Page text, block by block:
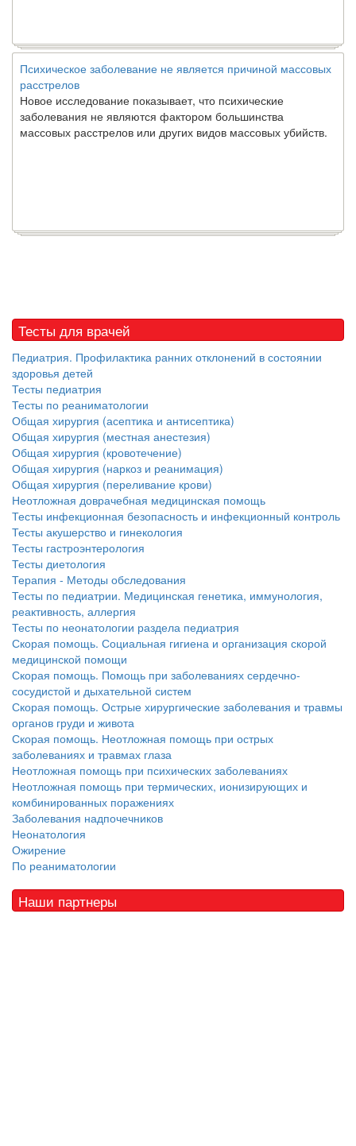
Психическое заболевание не является причиной массовых
расстрелов
Новое исследование показывает, что психические
заболевания не являются фактором большинства
массовых расстрелов или других видов массовых убийств.
Тесты для врачей
Педиатрия. Профилактика ранних отклонений в состоянии
здоровья детей
Тесты педиатрия
Тесты по реаниматологии
Общая хирургия (асептика и антисептика)
Общая хирургия (местная анестезия)
Общая хирургия (кровотечение)
Общая хирургия (наркоз и реанимация)
Общая хирургия (переливание крови)
Неотложная доврачебная медицинская помощь
Тесты инфекционная безопасность и инфекционный контроль
Тесты акушерство и гинекология
Тесты гастроэнтерология
Тесты диетология
Терапия - Методы обследования
Тесты по педиатрии. Медицинская генетика, иммунология,
реактивность, аллергия
Тесты по неонатологии раздела педиатрия
Скорая помощь. Социальная гигиена и организация скорой
медицинской помощи
Скорая помощь. Помощь при заболеваниях сердечно-
сосудистой и дыхательной систем
Скорая помощь. Острые хирургические заболевания и травмы
органов груди и живота
Скорая помощь. Неотложная помощь при острых
заболеваниях и травмах глаза
Неотложная помощь при психических заболеваниях
Неотложная помощь при термических, ионизирующих и
комбинированных поражениях
Заболевания надпочечников
Неонатология
Ожирение
По реаниматологии
Наши партнеры